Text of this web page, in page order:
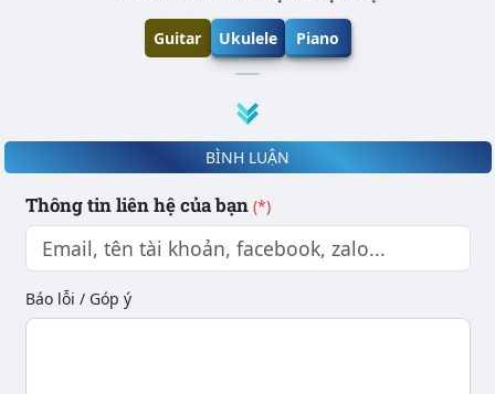
Guitar Ukulele Piano
BÌNH LUẬN
Thông tin liên hệ của bạn (*)
Báo lỗi / Góp ý